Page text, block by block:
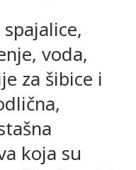
voda,
za šibice i
koja su